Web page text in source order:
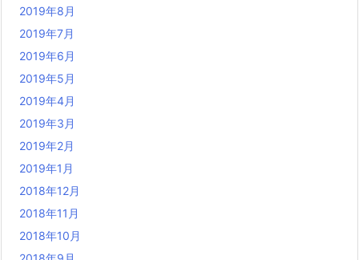
2019年8月
2019年7月
2019年6月
2019年5月
2019年4月
2019年3月
2019年2月
2019年1月
2018年12月
2018年11月
2018年10月